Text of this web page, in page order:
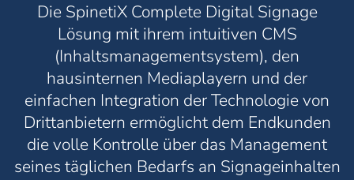
Die visuelle Markenidentität des
Endkunden wird an jedem
Bildschirmstandort unterstützt, sei es in
der Nähe von Dienstleistungs-,
Essensbereichen oder in Fluren und in
Aufzügen. Die Gleichartigkeit ist dadurch
gegeben, dass SpinetiX ARYA eine Menge
an digitalen Templates aufweist, die ohne
Die SpinetiX Complete Digital Signage
Lösung mit ihrem intuitiven CMS
(Inhaltsmanagementsystem), den
hausinternen Mediaplayern und der
einfachen Integration der Technologie von
Drittanbietern ermöglicht dem Endkunden
die volle Kontrolle über das Management
seines täglichen Bedarfs an Signageinhalten